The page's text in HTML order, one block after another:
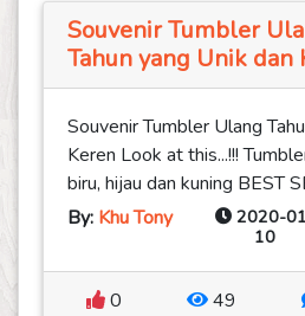
Souvenir Tumbler
Tahun yang Unik dan
Souvenir Tumbler Ulang
Keren Look at this...!!!
biru, hijau dan kuning BEST
By: Khu Tony
2020-
10
0 49